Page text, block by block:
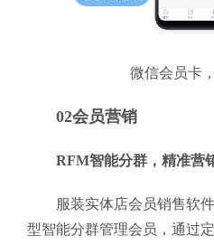
微信会员卡
02会员营销
RFM智能分群，精准营
服装实体店会员销售软
型智能分群管理会员，通过